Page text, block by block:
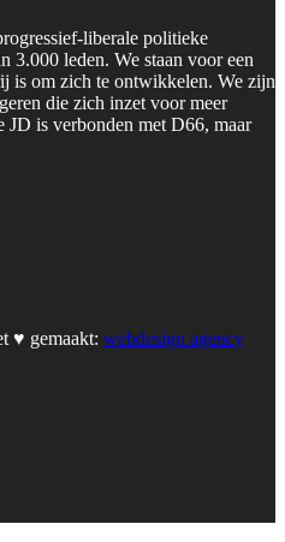
liberale politieke
3.000 leden. We staan voor een
is om zich te ontwikkelen. We zijn
die zich inzet voor meer
is verbonden met D66, maar
♥︎ gemaakt: webdesign agency